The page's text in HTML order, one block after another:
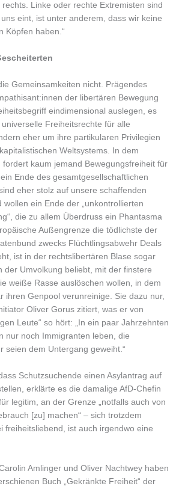
rechts. Linke oder rechte Extremisten sind
eint, ist unter anderem, dass wir keine
Köpfen haben.“
Gemeinsamkeiten nicht. Prägendes
der libertären Bewegung
eindimensional auslegen, es
Freiheitsrechte für alle
eher um ihre partikularen Privilegien
Weltsystems. In dem
fordert kaum jemand Bewegungsfreiheit für
Ende des gesamtgesellschaftlichen
eher stolz auf unsere schaffenden
wollen ein Ende der „unkontrollierten
die zu allem Überdruss ein Phantasma
Außengrenze die tödlichste der
zwecks Flüchtlingsabwehr Deals
ist in der rechtslibertären Blase sogar
der Umvolkung beliebt, mit der finstere
weiße Rasse auslöschen wollen, in dem
ihren Genpool verunreinige. Sie dazu nur,
Oliver Gorus zitiert, was er von
Leute“ so hört: „In ein paar Jahrzehnten
nur noch Immigranten leben, die
seien dem Untergang geweiht.“
Schutzsuchende einen Asylantrag auf
erklärte es die damalige AfD-Chefin
legitim, an der Grenze „notfalls auch von
[zu] machen“ – sich trotzdem
freiheitsliebend, ist auch irgendwo eine
Amlinger und Oliver Nachtwey haben
Buch „Gekränkte Freiheit“ der